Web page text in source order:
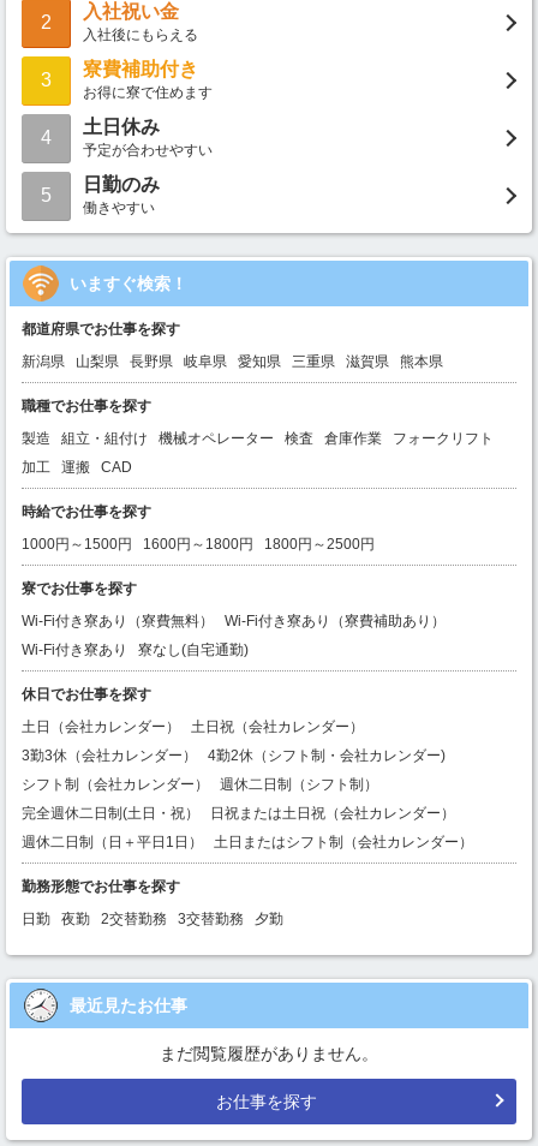
2
入社祝い金
入社後にもらえる
3
寮費補助付き
お得に寮で住めます
4
土日休み
予定が合わせやすい
5
日勤のみ
働きやすい
いますぐ検索！
都道府県でお仕事を探す
新潟県
山梨県 長野県 岐阜県 愛知県 三重県 滋賀県 熊本県
職種でお仕事を探す
製造
組立・組付け 機械オペレーター 検査 倉庫作業
フォークリフト
加工
運搬 CAD
時給でお仕事を探す
1000円～1500円
1600円～1800円 1800円～2500円
寮でお仕事を探す
Wi-Fi付き寮あり（寮費無料）
Wi-Fi付き寮あり（寮費補助あり）
Wi-Fi付き寮あり
寮なし(自宅通勤)
休日でお仕事を探す
土日（会社カレンダー）
土日祝（会社カレンダー）
3勤3休（会社カレンダー）
4勤2休（シフト制・会社カレンダー)
シフト制（会社カレンダー）
週休二日制（シフト制）
完全週休二日制(土日・祝）
日祝または土日祝（会社カレンダー）
週休二日制（日＋平日1日）
土日またはシフト制（会社カレンダー）
勤務形態でお仕事を探す
日勤
夜勤 2交替勤務 3交替勤務 夕勤
最近見たお仕事
まだ閲覧履歴がありません。
お仕事を探す